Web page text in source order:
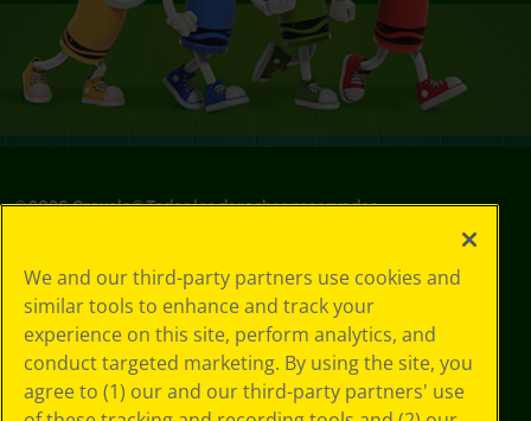
©2026Crayola® Todos los derechos reservados.
de privacidad
Política de
privacidad
Términos de SMS
GDPR
Aviso de
We and our third-party partners use cookies and
similar tools to enhance and track your
experience on this site, perform analytics, and
conduct targeted marketing. By using the site, you
agree to (1) our and our third-party partners' use